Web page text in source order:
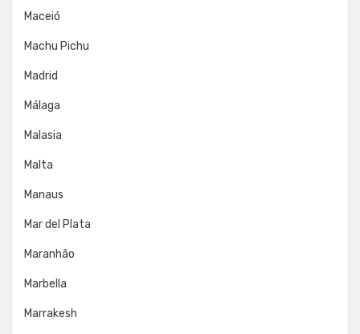
Maceió
Machu Pichu
Madrid
Málaga
Malasia
Malta
Manaus
Mar del Plata
Maranhão
Marbella
Marrakesh